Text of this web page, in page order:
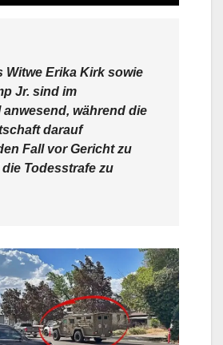
Witwe Erika Kirk sowie
Jr. sind im
anwesend, während die
darauf
Fall vor Gericht zu
Todesstrafe zu